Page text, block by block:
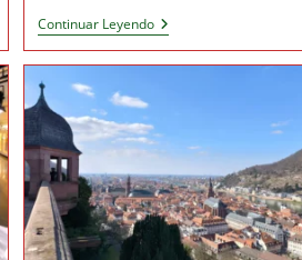
Continuar LeyendoQué
Ver
En
Día:
Guía
Completa
Por
La
Ciudad